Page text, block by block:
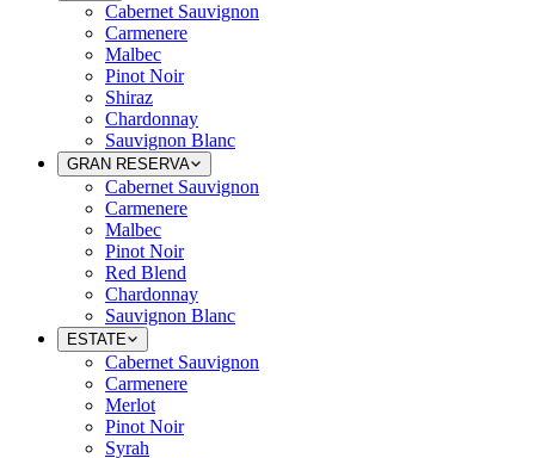
Cabernet Sauvignon
Carmenere
Malbec
Pinot Noir
Shiraz
Chardonnay
Sauvignon Blanc
GRAN RESERVA
Cabernet Sauvignon
Carmenere
Malbec
Pinot Noir
Red Blend
Chardonnay
Sauvignon Blanc
ESTATE
Cabernet Sauvignon
Carmenere
Merlot
Pinot Noir
Syrah